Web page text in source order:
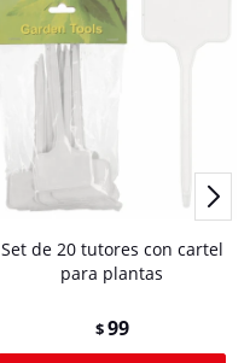
Set de 20 tutores con cartel
para plantas
$99